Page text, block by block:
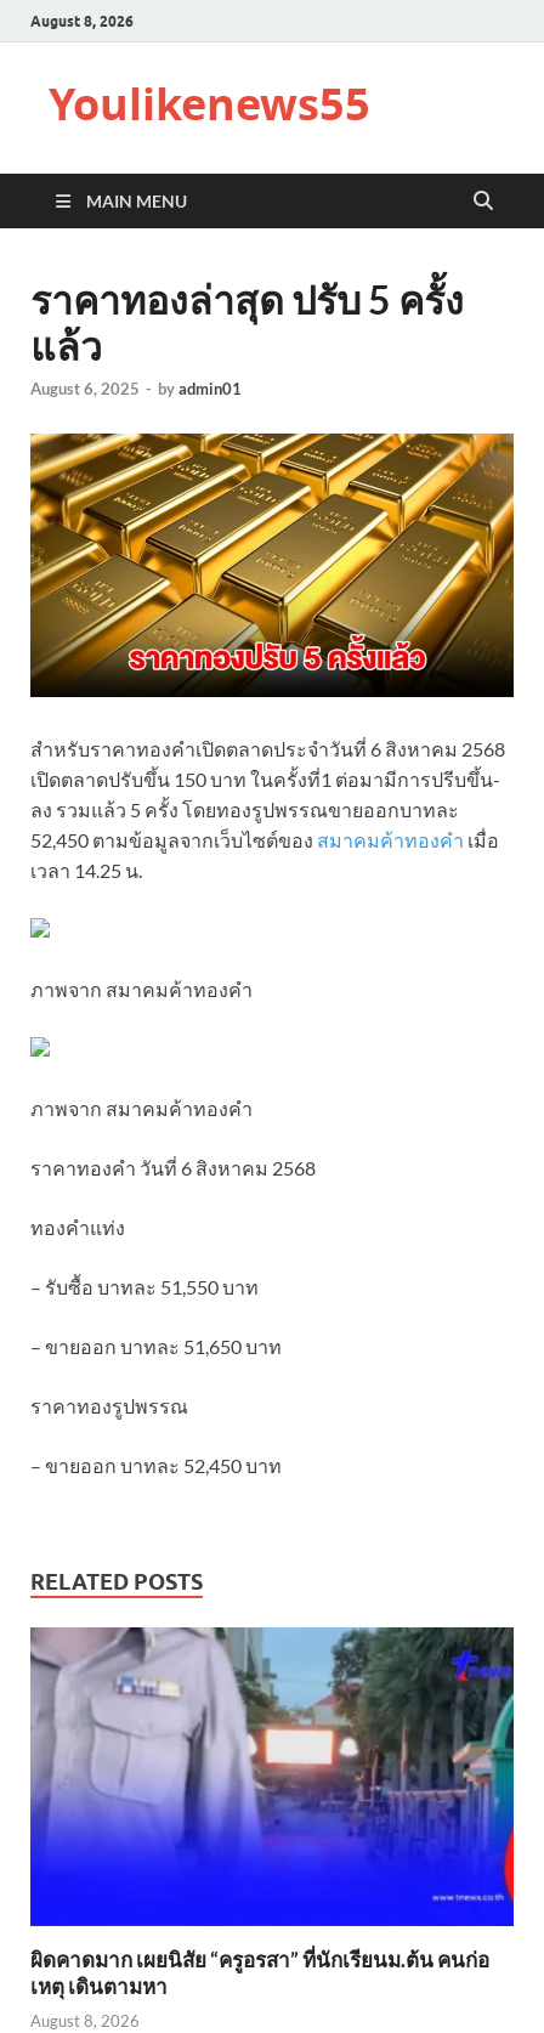
August 8, 2026
Youlikenews55
MAIN MENU
ราคาทองล่าสุด ปรับ 5 ครั้ง
แล้ว
August 6, 2025 - byadmin01
สำหรับราคาทองคำเปิดตลาดประจำวันที่ 6 สิงหาคม 2568
เปิดตลาดปรับขึ้น 150 บาท ในครั้งที่1 ต่อมามีการปรีบขึ้น-
ลง รวมแล้ว 5 ครั้ง โดยทองรูปพรรณขายออกบาทละ
52,450 ตามข้อมูลจากเว็บไซต์ของ สมาคมค้าทองคำ เมื่อ
เวลา 14.25 น.
ภาพจาก สมาคมค้าทองคำ
ภาพจาก สมาคมค้าทองคำ
ราคาทองคำ วันที่ 6 สิงหาคม 2568
ทองคำแท่ง
– รับซื้อ บาทละ 51,550 บาท
– ขายออก บาทละ 51,650 บาท
ราคาทองรูปพรรณ
– ขายออก บาทละ 52,450 บาท
RELATED POSTS
ผิดคาดมาก เผยนิสัย “ครูอรสา” ที่นักเรียนม.ต้น คนก่อ
เหตุ เดินตามหา
August 8, 2026